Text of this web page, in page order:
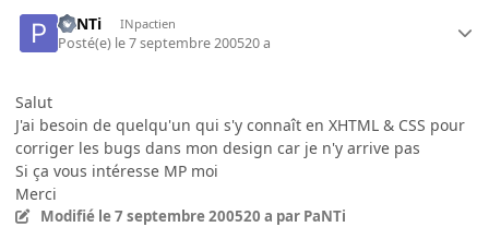
PaNTi INpactien
Posté(e) le 7 septembre 200520 a
Salut
J'ai besoin de quelqu'un qui s'y connaît en XHTML & CSS pour
corriger les bugs dans mon design car je n'y arrive pas
Si ça vous intéresse MP moi
Merci
Modifié le 7 septembre 200520 a par PaNTi